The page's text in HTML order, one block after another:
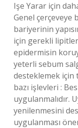
Işe Yarar için
Genel çerçeveye
bariyerinin
için gerekli
epidermisin
yeterli sebum
desteklemek için
bazı işlevleri :
uygulanmalıdır.
yenilenmesini
uygulanması